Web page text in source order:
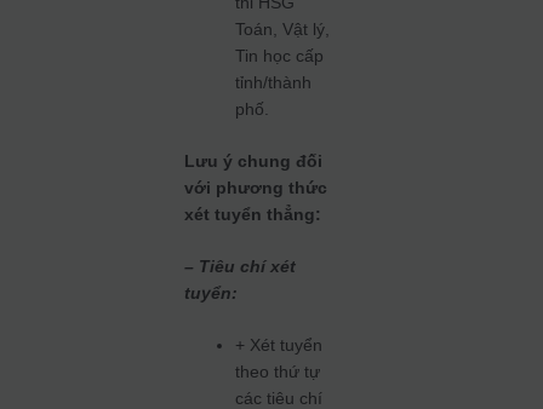
Toán, Vật lý,
Tin học cấp
tỉnh/thành
phố.
Lưu ý chung đối
với phương thức
xét tuyển thẳng:
– Tiêu chí xét
tuyển:
+ Xét tuyển
theo thứ tự
các tiêu chí